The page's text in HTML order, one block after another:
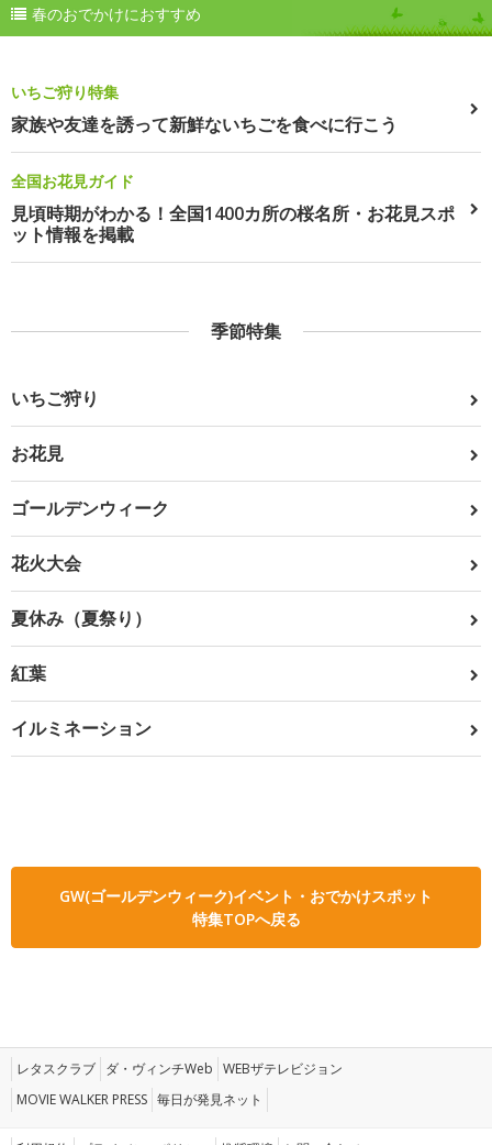
春のおでかけにおすすめ
いちご狩り特集
家族や友達を誘って新鮮ないちごを食べに行こう
全国お花見ガイド
見頃時期がわかる！全国1400カ所の桜名所・お花見スポ
ット情報を掲載
季節特集
いちご狩り
お花見
ゴールデンウィーク
花火大会
夏休み（夏祭り）
紅葉
イルミネーション
GW(ゴールデンウィーク)イベント・おでかけスポット
特集TOPへ戻る
レタスクラブ ダ・ヴィンチWeb WEBザテレビジョン
MOVIE WALKER PRESS 毎日が発見ネット